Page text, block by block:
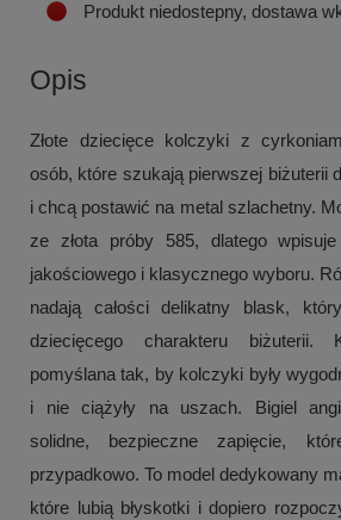
Produkt niedostepny, dostawa
Opis
Złote dziecięce kolczyki z
osób, które szukają pierwszej biżuterii
i chcą postawić na metal szlachetny.
ze złota próby 585, dlatego
jakościowego i klasycznego wyboru.
nadają całości delikatny blask,
dziecięcego charakteru biżuterii.
pomyślana tak, by kolczyki były
i nie ciążyły na uszach. Bigiel
solidne, bezpieczne zapięcie,
przypadkowo. To model dedykowany
które lubią błyskotki i dopiero